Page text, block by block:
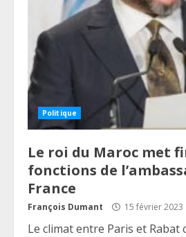
Politique
Le roi du Maroc met
fonctions de
France
François Dumant 15 février 2023
Le climat entre Paris et Rabat